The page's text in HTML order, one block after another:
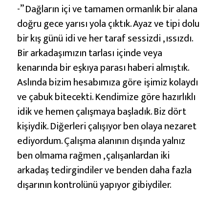
-” Dağların içi ve tamamen ormanlık bir alana
doğru gece yarısı yola çıktık. Ayaz ve tipi dolu
bir kış günü idi ve her taraf sessizdi , ıssızdı.
Bir arkadaşımızın tarlası içinde veya
kenarında bir eşkıya parası haberi almıştık.
Aslında bizim hesabımıza göre işimiz kolaydı
ve çabuk bitecekti. Kendimize göre hazırlıklı
idik ve hemen çalışmaya başladık. Biz dört
kişiydik. Diğerleri çalışıyor ben olaya nezaret
ediyordum. Çalışma alanının dışında yalnız
ben olmama rağmen , çalışanlardan iki
arkadaş tedirgindiler ve benden daha fazla
dışarının kontrolünü yapıyor gibiydiler.